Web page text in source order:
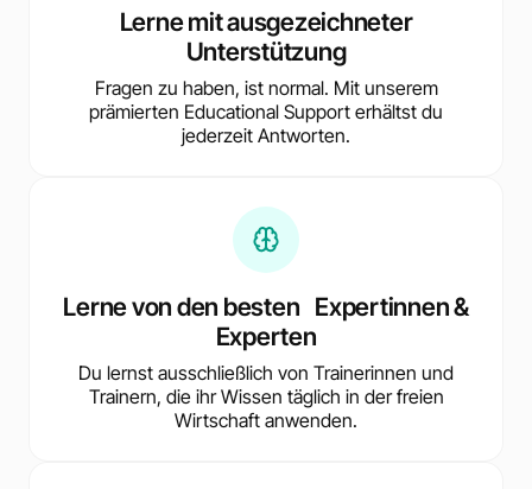
Lerne mit ausgezeichneter
Unterstützung
Fragen zu haben, ist normal. Mit unserem
prämierten Educational Support erhältst du
jederzeit Antworten.
Lerne von den besten Expertinnen &
Experten
Du lernst ausschließlich von Trainerinnen und
Trainern, die ihr Wissen täglich in der freien
Wirtschaft anwenden.